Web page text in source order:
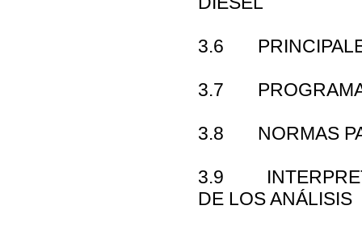
3.6
3.7 PROGRAMA
3.8 NORMAS
3.9
DE LOS ANÁLISIS